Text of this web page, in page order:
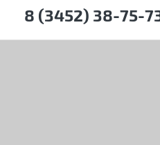
8 (3452) 38-75-